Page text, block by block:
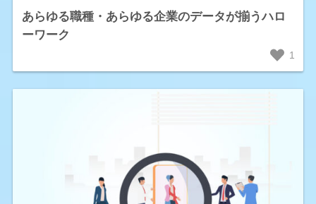
あらゆる職種・あらゆる企業のデータが揃うハロ
ーワーク
1